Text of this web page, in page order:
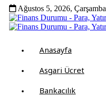
Ağustos 5, 2026, Çarşamba
Anasayfa
Asgari Ücret
Bankacılık